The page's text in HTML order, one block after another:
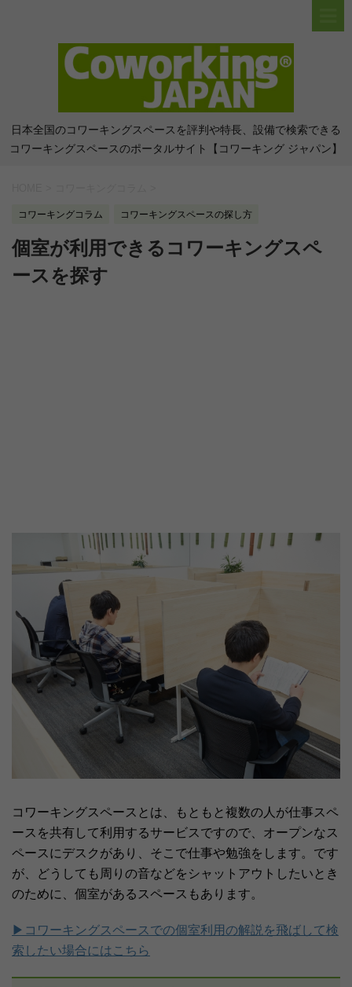
日本全国のコワーキングスペースを評判や特長、設備で検索できる
コワーキングスペースのポータルサイト【コワーキング ジャパン】
コワーキングコラム コワーキングスペースの探し方
個室が利用できるコワーキングスペ
ースを探す
コワーキングスペースとは、もともと複数の人が仕事スペ
ースを共有して利用するサービスですので、オープンなス
ペースにデスクがあり、そこで仕事や勉強をします。です
が、どうしても周りの音などをシャットアウトしたいとき
のために、個室があるスペースもあります。
▶コワーキングスペースでの個室利用の解説を飛ばして検
索したい場合にはこちら